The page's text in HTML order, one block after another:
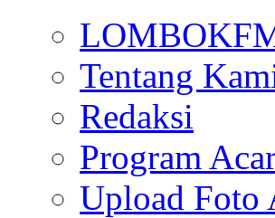
Tentang
Redaksi
Program
Upload Foto